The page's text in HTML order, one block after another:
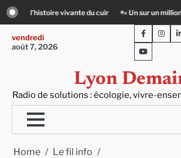
Skip
to
content
« Un sur un million » : Rachid Azizi, l’homme sous
vendredi
août 7, 2026
Lyon
Radio de solutions : écologie, vivre-
Facebook
Youtube
Home
Le fil info